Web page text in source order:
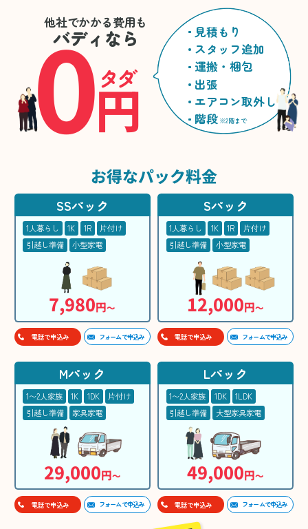
他社でかかる費用も
バディなら
0円
タダ
見積もり
スタッフ追加
運搬・梱包
出張
エアコン取外し
階段 ※2階まで
お得なパック料金
SSパック
1人暮らし 1K 1R
片付け
引越し準備
小型家電
7,980円〜
電話で申込み フォームで申込み
Sパック
1人暮らし 1K 1R
片付け
引越し準備
小型家電
12,000円〜
電話で申込み フォームで申込み
Mパック
1〜2人家族 1K 1DK
片付け
引越し準備
家具家電
29,000円〜
電話で申込み フォームで申込み
Lパック
1〜2人家族 1DK
1LDK
引越し準備
大型家具家電
49,000円〜
電話で申込み フォームで申込み